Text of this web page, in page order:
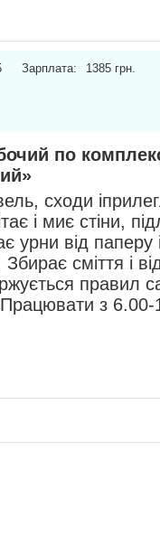
Зарплата: 1385 грн.
по
сходи
і миє стіни,
урни від паперу
сміття і
правил
з 6.00-